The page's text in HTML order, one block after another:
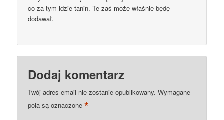
co za tym idzie tanin. Te zaś może właśnie będę
dodawał.
Dodaj komentarz
Twój adres email nie zostanie opublikowany. Wymagane
pola są oznaczone*